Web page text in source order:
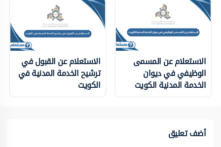
الاستعلام عن المسمى
الوظيفي في ديوان
الخدمة المدنية الكويت
الاستعلام عن القبول في
ترشيح الخدمة المدنية في
الكويت
أضف تعليق